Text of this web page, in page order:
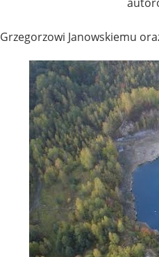
Grzegorzowi Janowskiemu